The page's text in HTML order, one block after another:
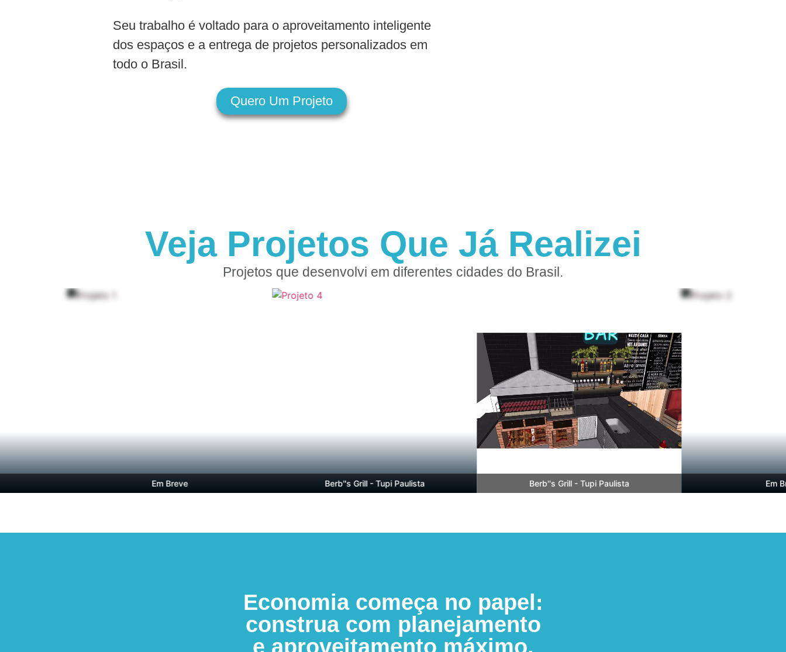
Seu trabalho é voltado para o aproveitamento inteligente
dos espaços e a entrega de projetos personalizados em
todo o Brasil.
Quero Um Projeto
Veja Projetos Que Já Realizei
Projetos que desenvolvi em diferentes cidades do Brasil.
Em Breve Berb''s Grill - Tupi Paulista Berb''s Grill - Tupi Paulista Em Breve
Economia começa no papel:
construa com planejamento
e aproveitamento máximo.